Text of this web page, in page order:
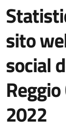
sito
social
2022